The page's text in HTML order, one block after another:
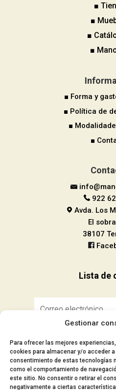
Gestionar
Para ofrecer las mejores
cookies para almacenar y/o acceder
consentimiento de estas tecnologías
como el comportamiento de
este sitio. No consentir o retirar el
negativamente a ciertas
■
■
■
■
■ Forma y
■ Política de
■
■
922
Avda. Los
El
38107
Lista de
■ Aviso